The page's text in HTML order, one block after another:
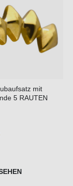
mit
5 RAUTEN